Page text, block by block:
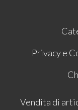
Privacy e
Vendita di